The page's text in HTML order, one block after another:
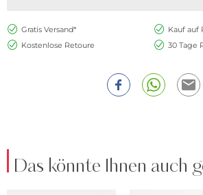
Gratis Versand*
Kauf auf
Kostenlose Retoure
30 Tage
Das könnte Ihnen auch